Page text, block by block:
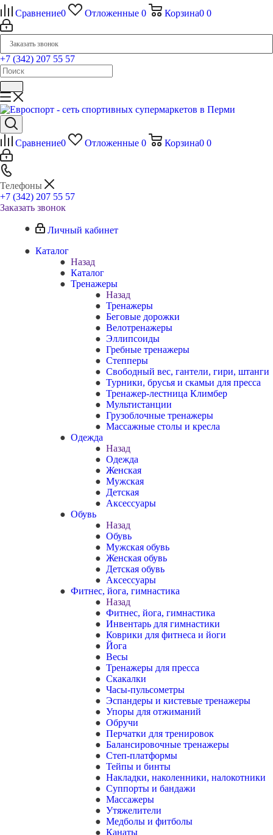
Сравнение0 Отложенные 0 Корзина0 0
Заказать звонок
+7 (342) 207 55 57
Сравнение0 Отложенные 0 Корзина0 0
Телефоны
+7 (342) 207 55 57
Заказать звонок
Личный кабинет
Каталог
Назад
Каталог
Тренажеры
Назад
Тренажеры
Беговые дорожки
Велотренажеры
Эллипсоиды
Гребные тренажеры
Степперы
Свободный вес, гантели, гири, штанги
Турники, брусья и скамьи для пресса
Тренажер-лестница Климбер
Мультистанции
Грузоблочные тренажеры
Массажные столы и кресла
Одежда
Назад
Одежда
Женская
Мужская
Детская
Аксессуары
Обувь
Назад
Обувь
Мужская обувь
Женская обувь
Детская обувь
Аксессуары
Фитнес, йога, гимнастика
Назад
Фитнес, йога, гимнастика
Инвентарь для гимнастики
Коврики для фитнеса и йоги
Йога
Весы
Тренажеры для пресса
Скакалки
Часы-пульсометры
Эспандеры и кистевые тренажеры
Упоры для отжиманий
Обручи
Перчатки для тренировок
Балансировочные тренажеры
Степ-платформы
Тейпы и бинты
Накладки, наколенники, налокотники
Суппорты и бандажи
Массажеры
Утяжелители
Медболы и фитболы
Канаты